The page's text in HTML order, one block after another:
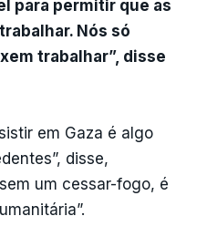
para permitir que as
Nós só
trabalhar”, disse
em Gaza é algo
disse,
um cessar-fogo, é